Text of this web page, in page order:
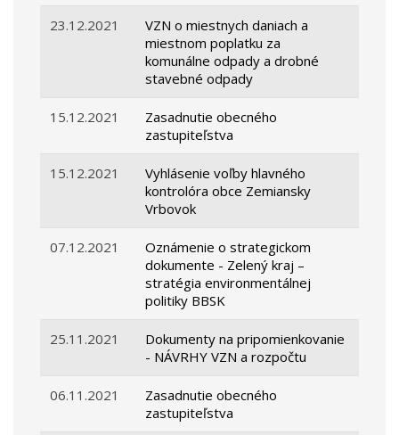
23.12.2021
VZN o miestnych daniach a
miestnom poplatku za
komunálne odpady a drobné
stavebné odpady
15.12.2021
Zasadnutie obecného
zastupiteľstva
15.12.2021
Vyhlásenie voľby hlavného
kontrolóra obce Zemiansky
Vrbovok
07.12.2021
Oznámenie o strategickom
dokumente - Zelený kraj –
stratégia environmentálnej
politiky BBSK
25.11.2021
Dokumenty na pripomienkovanie
- NÁVRHY VZN a rozpočtu
06.11.2021
Zasadnutie obecného
zastupiteľstva